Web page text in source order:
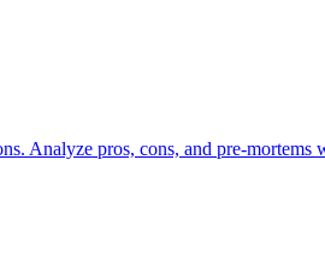
Analyze pros, cons, and pre-mortems